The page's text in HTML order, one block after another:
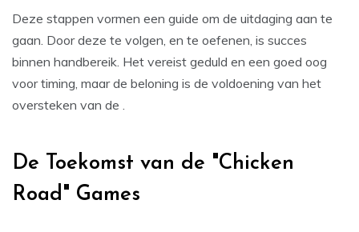
Deze stappen vormen een guide om de uitdaging aan te
gaan. Door deze te volgen, en te oefenen, is succes
binnen handbereik. Het vereist geduld en een goed oog
voor timing, maar de beloning is de voldoening van het
oversteken van de .
De Toekomst van de "Chicken
Road" Games